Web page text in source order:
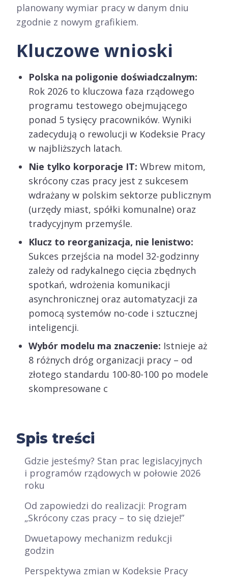
planowany wymiar pracy w danym dniu
zgodnie z nowym grafikiem.
Kluczowe wnioski
Polska na poligonie doświadczalnym:
Rok 2026 to kluczowa faza rządowego
programu testowego obejmującego
ponad 5 tysięcy pracowników. Wyniki
zadecydują o rewolucji w Kodeksie Pracy
w najbliższych latach.
Nie tylko korporacje IT: Wbrew mitom,
skrócony czas pracy jest z sukcesem
wdrażany w polskim sektorze publicznym
(urzędy miast, spółki komunalne) oraz
tradycyjnym przemyśle.
Klucz to reorganizacja, nie lenistwo:
Sukces przejścia na model 32-godzinny
zależy od radykalnego cięcia zbędnych
spotkań, wdrożenia komunikacji
asynchronicznej oraz automatyzacji za
pomocą systemów no-code i sztucznej
inteligencji.
Wybór modelu ma znaczenie: Istnieje aż
8 różnych dróg organizacji pracy – od
złotego standardu 100-80-100 po modele
skompresowane c
Spis treści
Gdzie jesteśmy? Stan prac legislacyjnych
i programów rządowych w połowie 2026
roku
Od zapowiedzi do realizacji: Program
„Skrócony czas pracy – to się dzieje!”
Dwuetapowy mechanizm redukcji
godzin
Perspektywa zmian w Kodeksie Pracy